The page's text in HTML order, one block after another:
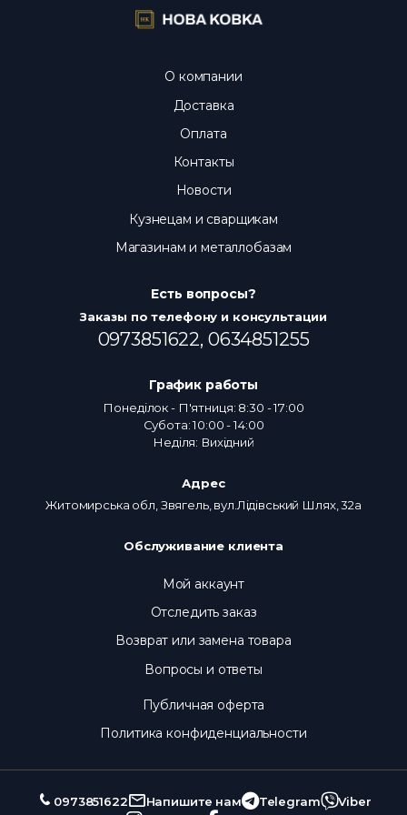
О компании
Доставка
Оплата
Контакты
Новости
Кузнецам и сварщикам
Магазинам и металлобазам
Есть вопросы?
Заказы по телефону и консультации
0973851622, 0634851255
График работы
Понеділок - П'ятниця: 8:30 - 17:00
Субота: 10:00 - 14:00
Неділя: Вихідний
Адрес
Житомирська обл, Звягель, вул.Лідівський Шлях, 32а
Обслуживание клиента
Мой аккаунт
Отследить заказ
Возврат или замена товара
Вопросы и ответы
Публичная оферта
Политика конфиденциальности
0973851622 Напишите нам Telegram
Viber